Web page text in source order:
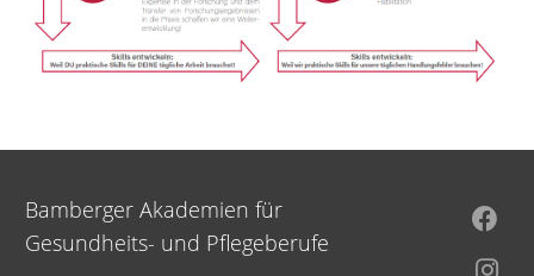
Bamberger Akademien für
Gesundheits- und Pflegeberufe